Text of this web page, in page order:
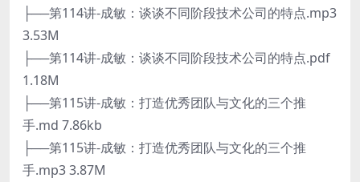
├──第114讲-成敏：谈谈不同阶段技术公司的特点.mp3
3.53M
├──第114讲-成敏：谈谈不同阶段技术公司的特点.pdf
1.18M
├──第115讲-成敏：打造优秀团队与文化的三个推
手.md 7.86kb
├──第115讲-成敏：打造优秀团队与文化的三个推
手.mp3 3.87M